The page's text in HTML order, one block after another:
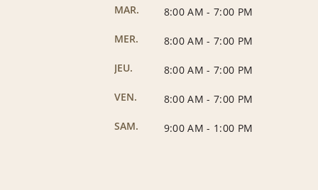
MAR.
8:00 AM - 7:00 PM
MER.
8:00 AM - 7:00 PM
JEU.
8:00 AM - 7:00 PM
VEN.
8:00 AM - 7:00 PM
SAM.
9:00 AM - 1:00 PM